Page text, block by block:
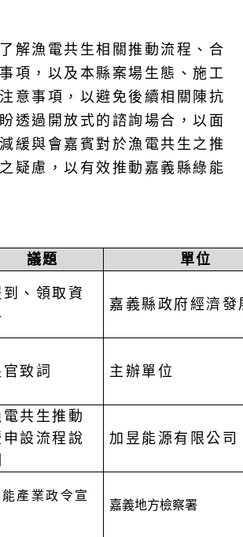
解漁電共生相關推動流程、合
項，以及本縣案場生態、施工
意事項，以避免後續相關陳抗
透過開放式的諮詢場合，以面
緩與會嘉賓對於漁電共生之推
疑慮，以有效推動嘉義縣綠能
議題
單位
到、領取資
嘉義縣政府經濟發
官致詞 主辦單位
電共生推動
申設流程說
加昱能源有限公司
產業政令宣
嘉義地方檢察署